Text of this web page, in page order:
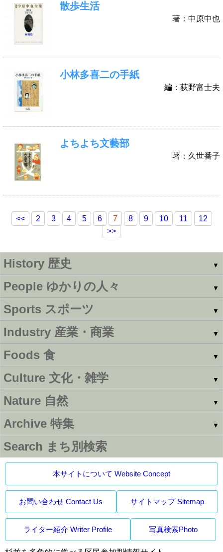
散歩生活
著：中原中也
小林多喜二の手紙
編：荻野富士夫
よちよち文藝部
著：久世番子
<< 2 3 4 5 6 7 8 9 10 11
12
>>
History 歴史 ▼
People ゆかりの人々 ▼
Sports スポーツ ▼
Industry 産業・商業 ▼
Foods 食 ▼
Culture 文化・雑学 ▼
Nature 自然 ▼
Archive 特集 ▼
Search まち別検索
本サイトについて Website Concept
お問い合わせ Contact Us サイトマップ Sitemap
ライター紹介 Writer Profile 写真検索Photo